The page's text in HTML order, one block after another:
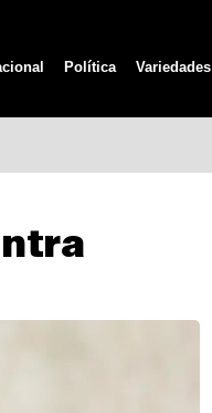
Política Variedades